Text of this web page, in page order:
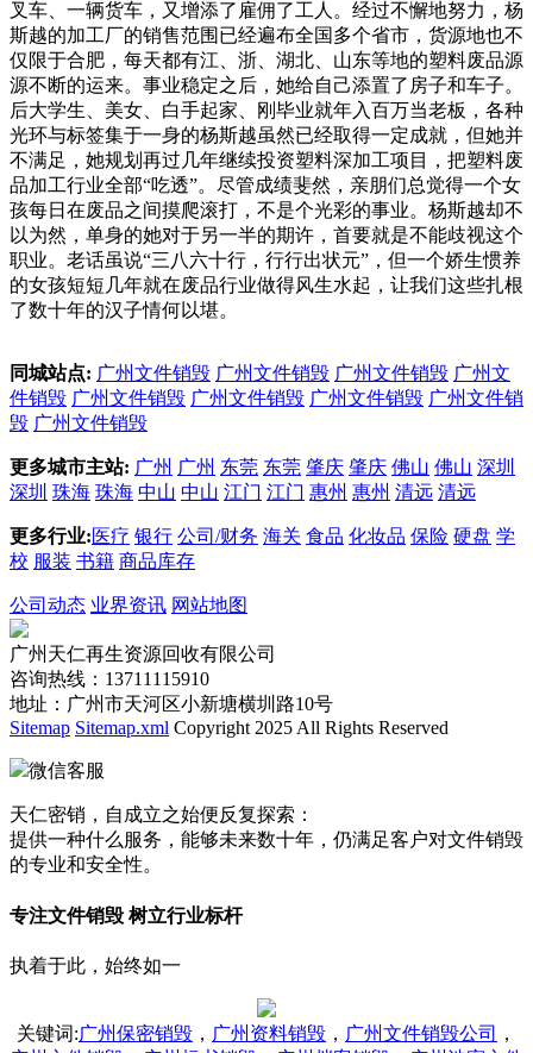
叉车、一辆货车，又增添了雇佣了工人。经过不懈地努力，杨
斯越的加工厂的销售范围已经遍布全国多个省市，货源地也不
仅限于合肥，每天都有江、浙、湖北、山东等地的塑料废品源
源不断的运来。事业稳定之后，她给自己添置了房子和车子。
后大学生、美女、白手起家、刚毕业就年入百万当老板，各种
光环与标签集于一身的杨斯越虽然已经取得一定成就，但她并
不满足，她规划再过几年继续投资塑料深加工项目，把塑料废
品加工行业全部“吃透”。尽管成绩斐然，亲朋们总觉得一个女
孩每日在废品之间摸爬滚打，不是个光彩的事业。杨斯越却不
以为然，单身的她对于另一半的期许，首要就是不能歧视这个
职业。老话虽说“三八六十行，行行出状元”，但一个娇生惯养
的女孩短短几年就在废品行业做得风生水起，让我们这些扎根
了数十年的汉子情何以堪。
同城站点: 广州文件销毁 广州文件销毁 广州文件销毁 广州文
件销毁 广州文件销毁 广州文件销毁 广州文件销毁 广州文件销
毁 广州文件销毁
更多城市主站: 广州 广州 东莞 东莞 肇庆 肇庆 佛山 佛山 深圳
深圳 珠海 珠海 中山 中山 江门 江门 惠州 惠州 清远 清远
更多行业:医疗 银行 公司/财务 海关 食品 化妆品 保险 硬盘 学
校 服装 书籍 商品库存
公司动态 业界资讯 网站地图
广州天仁再生资源回收有限公司
咨询热线：13711115910
地址：广州市天河区小新塘横圳路10号
Sitemap Sitemap.xml Copyright 2025 All Rights Reserved
微信客服
天仁密销，自成立之始便反复探索：
提供一种什么服务，能够未来数十年，仍满足客户对文件销毁
的专业和安全性。
专注文件销毁 树立行业标杆
执着于此，始终如一
关键词:广州保密销毁 ， 广州资料销毁 ， 广州文件销毁公司
，